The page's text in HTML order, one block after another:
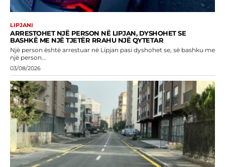
LIPJANI
ARRESTOHET NJË PERSON NË LIPJAN, DYSHOHET SE
BASHKË ME NJË TJETËR RRAHU NJË QYTETAR
Një person është arrestuar në Lipjan pasi dyshohet se, së bashku me
një person...
03/08/2026